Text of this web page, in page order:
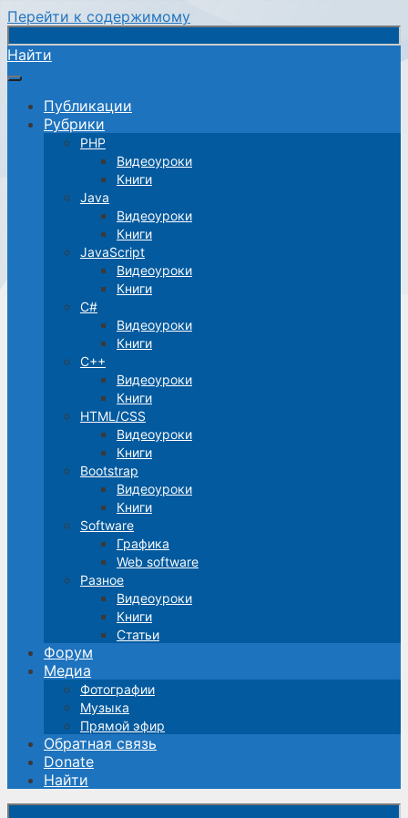
Перейти к содержимому
Найти
Публикации
Рубрики
PHP
Видеоуроки
Книги
Java
Видеоуроки
Книги
JavaScript
Видеоуроки
Книги
C#
Видеоуроки
Книги
C++
Видеоуроки
Книги
HTML/CSS
Видеоуроки
Книги
Bootstrap
Видеоуроки
Книги
Software
Графика
Web software
Разное
Видеоуроки
Книги
Статьи
Форум
Медиа
Фотографии
Музыка
Прямой эфир
Обратная связь
Donate
Найти